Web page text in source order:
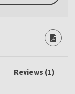
Reviews (1)